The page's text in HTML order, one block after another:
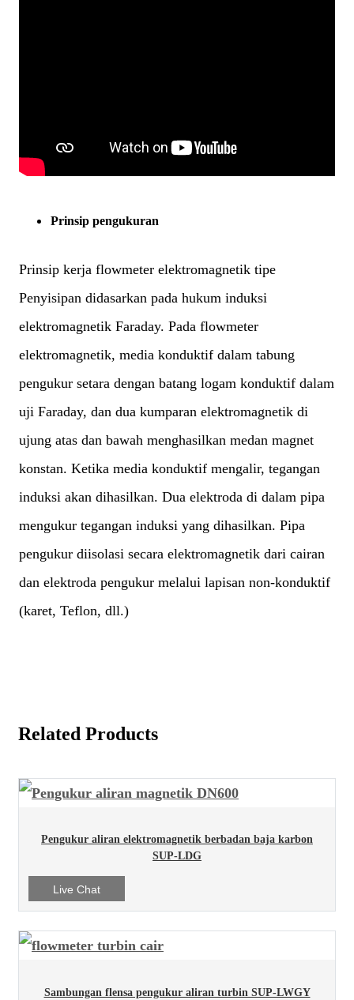
Prinsip pengukuran
Prinsip kerja flowmeter elektromagnetik tipe
Penyisipan didasarkan pada hukum induksi
elektromagnetik Faraday. Pada flowmeter
elektromagnetik, media konduktif dalam tabung
pengukur setara dengan batang logam konduktif dalam
uji Faraday, dan dua kumparan elektromagnetik di
ujung atas dan bawah menghasilkan medan magnet
konstan. Ketika media konduktif mengalir, tegangan
induksi akan dihasilkan. Dua elektroda di dalam pipa
mengukur tegangan induksi yang dihasilkan. Pipa
pengukur diisolasi secara elektromagnetik dari cairan
dan elektroda pengukur melalui lapisan non-konduktif
(karet, Teflon, dll.)
Related Products
Pengukur aliran elektromagnetik berbadan baja karbon
SUP-LDG
Live Chat
Sambungan flensa pengukur aliran turbin SUP-LWGY